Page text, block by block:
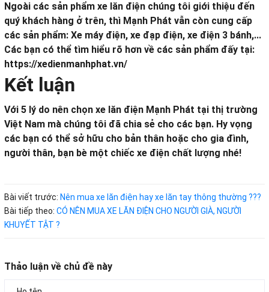
Ngoài các sản phẩm xe lăn điện chúng tôi giới thiệu đến
quý khách hàng ở trên, thì Mạnh Phát vẫn còn cung cấp
các sản phẩm: Xe máy điện, xe đạp điện, xe điện 3 bánh,...
Các bạn có thể tìm hiểu rõ hơn về các sản phẩm đấy tại:
https://xedienmanhphat.vn/
Kết luận
Với 5 lý do nên chọn xe lăn điện Mạnh Phát tại thị trường
Việt Nam mà chúng tôi đã chia sẻ cho các bạn. Hy vọng
các bạn có thể sở hữu cho bản thân hoặc cho gia đình,
người thân, bạn bè một chiếc xe điện chất lượng nhé!
Bài viết trước: Nên mua xe lăn điện hay xe lăn tay thông thường ???
Bài tiếp theo: CÓ NÊN MUA XE LĂN ĐIỆN CHO NGƯỜI GIÀ, NGƯỜI
KHUYẾT TẬT ?
Thảo luận về chủ đề này